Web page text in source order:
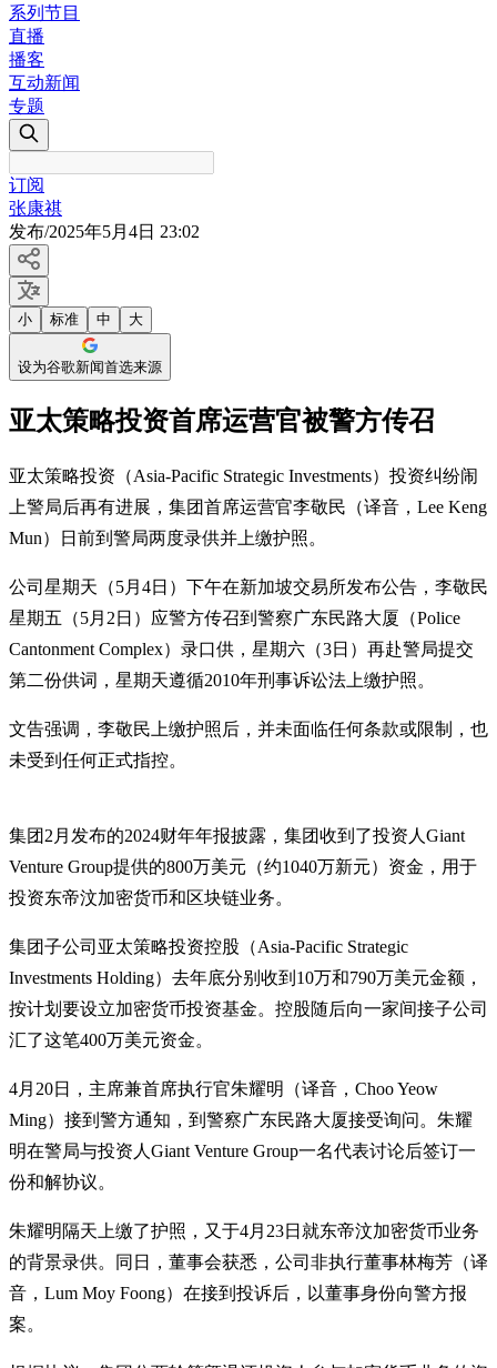
系列节目
直播
播客
互动新闻
专题
订阅
张康祺
发布/2025年5月4日 23:02
小 标准 中 大
设为谷歌新闻首选来源
亚太策略投资首席运营官被警方传召
亚太策略投资（Asia-Pacific Strategic Investments）投资纠纷闹
上警局后再有进展，集团首席运营官李敬民（译音，Lee Keng
Mun）日前到警局两度录供并上缴护照。
公司星期天（5月4日）下午在新加坡交易所发布公告，李敬民
星期五（5月2日）应警方传召到警察广东民路大厦（Police
Cantonment Complex）录口供，星期六（3日）再赴警局提交
第二份供词，星期天遵循2010年刑事诉讼法上缴护照。
文告强调，李敬民上缴护照后，并未面临任何条款或限制，也
未受到任何正式指控。
集团2月发布的2024财年年报披露，集团收到了投资人Giant
Venture Group提供的800万美元（约1040万新元）资金，用于
投资东帝汶加密货币和区块链业务。
集团子公司亚太策略投资控股（Asia-Pacific Strategic
Investments Holding）去年底分别收到10万和790万美元金额，
按计划要设立加密货币投资基金。控股随后向一家间接子公司
汇了这笔400万美元资金。
4月20日，主席兼首席执行官朱耀明（译音，Choo Yeow
Ming）接到警方通知，到警察广东民路大厦接受询问。朱耀
明在警局与投资人Giant Venture Group一名代表讨论后签订一
份和解协议。
朱耀明隔天上缴了护照，又于4月23日就东帝汶加密货币业务
的背景录供。同日，董事会获悉，公司非执行董事林梅芳（译
音，Lum Moy Foong）在接到投诉后，以董事身份向警方报
案。